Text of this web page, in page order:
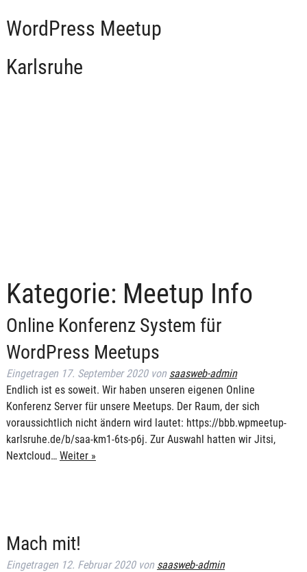
WordPress Meetup
Karlsruhe
Kategorie: Meetup Info
Online Konferenz System für
WordPress Meetups
Eingetragen 17. September 2020 von saasweb-admin
Endlich ist es soweit. Wir haben unseren eigenen Online
Konferenz Server für unsere Meetups. Der Raum, der sich
voraussichtlich nicht ändern wird lautet: https://bbb.wpmeetup-
karlsruhe.de/b/saa-km1-6ts-p6j. Zur Auswahl hatten wir Jitsi,
Nextcloud… Weiter »
Mach mit!
Eingetragen 12. Februar 2020 von saasweb-admin